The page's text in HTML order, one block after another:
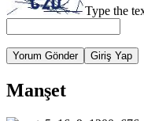
Type the
Yorum Gönder Giriş Yap
Manşet